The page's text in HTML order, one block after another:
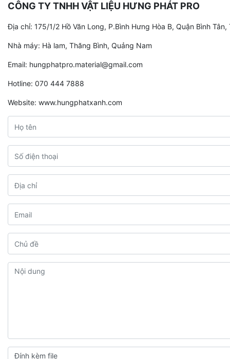
CÔNG TY TNHH VẬT LIỆU HƯNG PHÁT PRO
Địa chỉ: 175/1/2 Hồ Văn Long, P.Bình Hưng Hòa B, Quận Bình Tân,
Nhà máy: Hà lam, Thăng Bình, Quảng Nam
Email: hungphatpro.material@gmail.com
Hotline: 070 444 7888
Website: www.hungphatxanh.com
Đính kèm file